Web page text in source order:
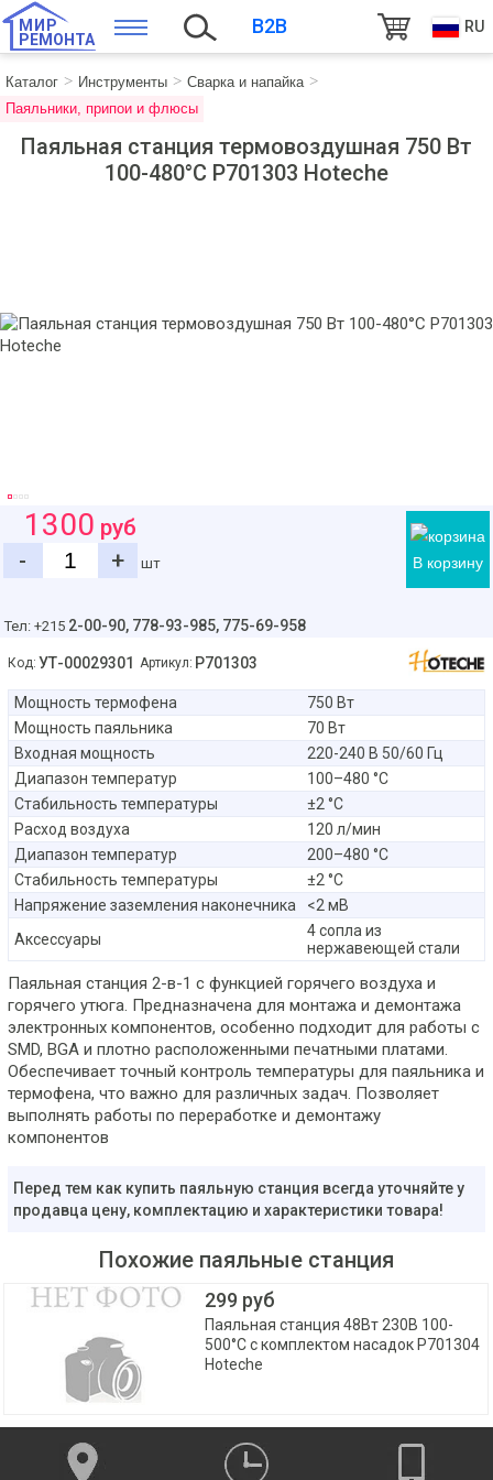
МИР
РЕМОНТА
B2B RU
Каталог Инструменты
Сварка и напайка
Паяльники, припои и флюсы
Паяльная станция термовоздушная 750 Вт
100-480°C P701303 Hoteche
В корзину
1300 руб
-
+ шт
Тел: +215 2-00-90, 778-93-985, 775-69-958
Код: УТ-00029301 Артикул: P701303
Мощность термофена
750 Вт
Мощность паяльника
70 Вт
Входная мощность
220-240 В 50/60 Гц
Диапазон температур
100–480 °C
Стабильность температуры
±2 °C
Расход воздуха
120 л/мин
Диапазон температур
200–480 °C
Стабильность температуры
±2 °C
Напряжение заземления наконечника
<2 мВ
Аксессуары
4 сопла из
нержавеющей стали
Паяльная станция 2-в-1 с функцией горячего воздуха и
горячего утюга. Предназначена для монтажа и демонтажа
электронных компонентов, особенно подходит для работы с
SMD, BGA и плотно расположенными печатными платами.
Обеспечивает точный контроль температуры для паяльника и
термофена, что важно для различных задач. Позволяет
выполнять работы по переработке и демонтажу
компонентов
Перед тем как купить паяльную станция всегда уточняйте у
продавца цену, комплектацию и характеристики товара!
Похожие паяльные станция
299 руб
Паяльная станция 48Вт 230В 100-
500°C с комплектом насадок P701304
Hoteche